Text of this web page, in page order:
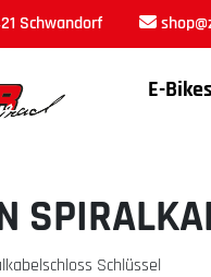
Schwandorf
E-Bikes